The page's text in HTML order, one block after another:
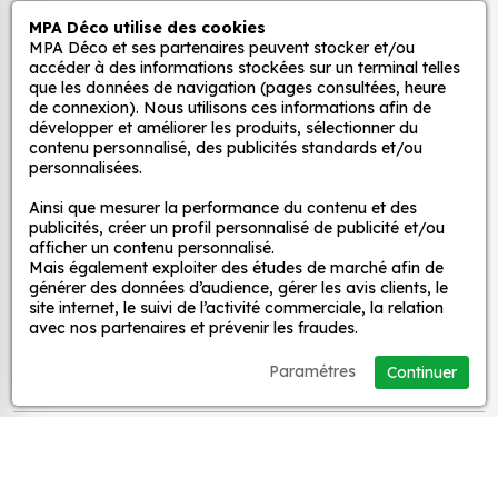
et colorée dans la chambre d'enfant. Ils
peuvent également être utilisés pour décorer
les murs, les meubles ou les jouets.
Pour la cuisine : nos stickers peuvent être
utilisés pour ajouter une touche d'originalité à
la cuisine. Ils peuvent être utilisés pour décorer
accessoires de cuisine.
Pour la salle de bain : nos stickers peuvent être
utilisés pour créer une ambiance zen et
relaxante dans la salle de bain. Ils peuvent
être utilisés pour décorer les murs, les miroirs ou
Pour le salon : nos stickers peuvent être utilisés
pour créer une ambiance chaleureuse et
Autocollants pour véhicules et stickers
décoratifs
MPA Déco
Nos sites
Mon Compte
MPA Déco utilise des cookies
MPA Déco et ses partenaires peuvent stocker et/ou
accéder à des informations stockées sur un terminal telles
que les données de navigation (pages consultées, heure
de connexion). Nous utilisons ces informations afin de
développer et améliorer les produits, sélectionner du
contenu personnalisé, des publicités standards et/ou
personnalisées.
Ainsi que mesurer la performance du contenu et des
publicités, créer un profil personnalisé de publicité et/ou
afficher un contenu personnalisé.
Mais également exploiter des études de marché afin de
générer des données d’audience, gérer les avis clients, le
site internet, le suivi de l’activité commerciale, la relation
avec nos partenaires et prévenir les fraudes.
Continuer
Paramétres